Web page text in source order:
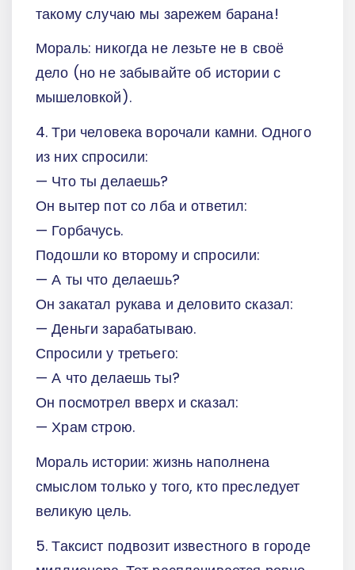
такому случаю мы зарежем барана!
Мораль: никогда не лезьте не в своё
дело (но не забывайте об истории с
мышеловкой).
4. Три человека ворочали камни. Одного
из них спросили:
— Что ты делаешь?
Он вытер пот со лба и ответил:
— Горбачусь.
Подошли ко второму и спросили:
— А ты что делаешь?
Он закатал рукава и деловито сказал:
— Деньги зарабатываю.
Спросили у третьего:
— А что делаешь ты?
Он посмотрел вверх и сказал:
— Храм строю.
Мораль истории: жизнь наполнена
смыслом только у того, кто преследует
великую цель.
5. Таксист подвозит известного в городе